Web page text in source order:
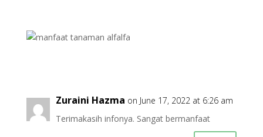
Zuraini Hazma on June 17, 2022 at 6:26 am
Terimakasih infonya. Sangat bermanfaat